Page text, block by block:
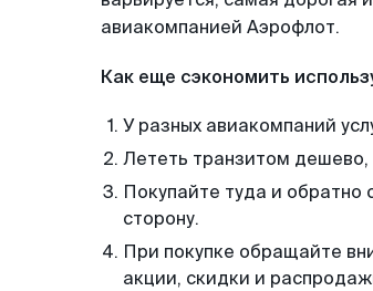
авиакомпанией Аэрофлот.
Как еще сэкономить
У разных авиакомпаний
Лететь транзитом дешево,
Покупайте туда и обратно
сторону.
При покупке обращайте
акции, скидки и